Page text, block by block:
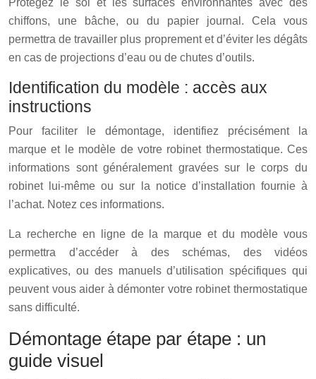
chiffons, une bâche, ou du papier journal. Cela vous
permettra de travailler plus proprement et d’éviter les dégâts
en cas de projections d’eau ou de chutes d’outils.
Identification du modèle : accès aux
instructions
Pour faciliter le démontage, identifiez précisément la
marque et le modèle de votre robinet thermostatique. Ces
informations sont généralement gravées sur le corps du
robinet lui-même ou sur la notice d’installation fournie à
l’achat. Notez ces informations.
La recherche en ligne de la marque et du modèle vous
permettra d’accéder à des schémas, des vidéos
explicatives, ou des manuels d’utilisation spécifiques qui
peuvent vous aider à démonter votre robinet thermostatique
sans difficulté.
Démontage étape par étape : un
guide visuel